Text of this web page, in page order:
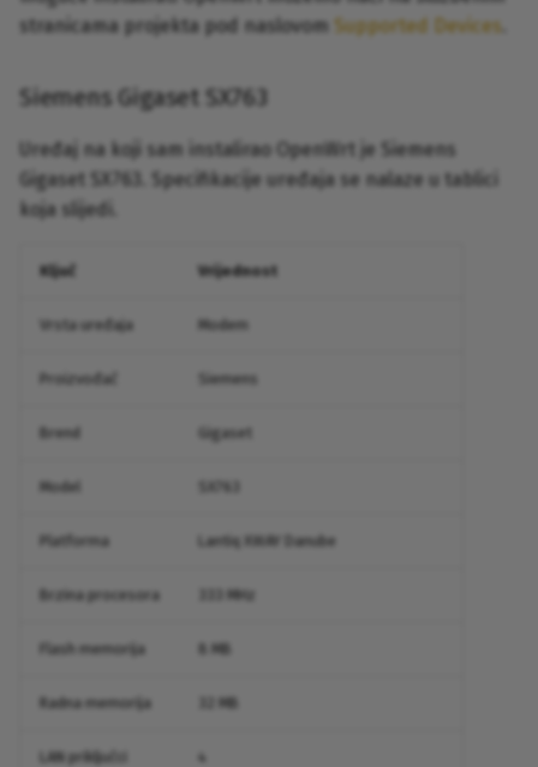
stranicama projekta pod naslovom Supported Devices
Siemens Gigaset SX763
Uređaj na koji sam instalirao OpenWrt je Siemens
Gigaset SX763. Specifikacije uređaja se nalaze u tablici
koja slijedi.
Ključ Vrijednost
Vrsta uređaja Modem
Proizvođač Siemens
Brend Gigaset
Model
Platforma Lantiq XWAY Danube
Brzina procesora 333 MHz
Flash memorija 8 MB
Radna memorija 32 MB
LAN priključci 4